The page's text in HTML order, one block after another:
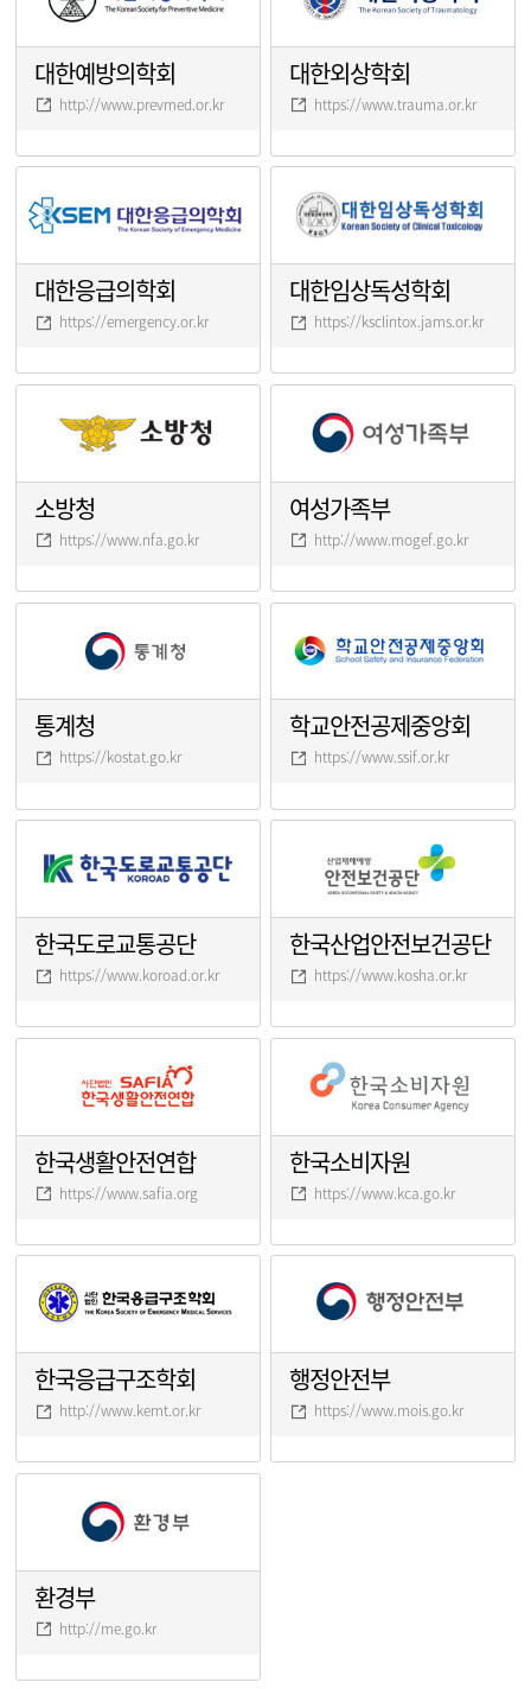
대한예방의학회
http://www.prevmed.or.kr
대한외상학회
https://www.trauma.or.kr
대한응급의학회
https://emergency.or.kr
대한임상독성학회
https://ksclintox.jams.or.kr
소방청
https://www.nfa.go.kr
여성가족부
http://www.mogef.go.kr
통계청
https://kostat.go.kr
학교안전공제중앙회
https://www.ssif.or.kr
한국도로교통공단
https://www.koroad.or.kr
한국산업안전보건공단
https://www.kosha.or.kr
한국생활안전연합
https://www.safia.org
한국소비자원
https://www.kca.go.kr
한국응급구조학회
http://www.kemt.or.kr
행정안전부
https://www.mois.go.kr
환경부
http://me.go.kr